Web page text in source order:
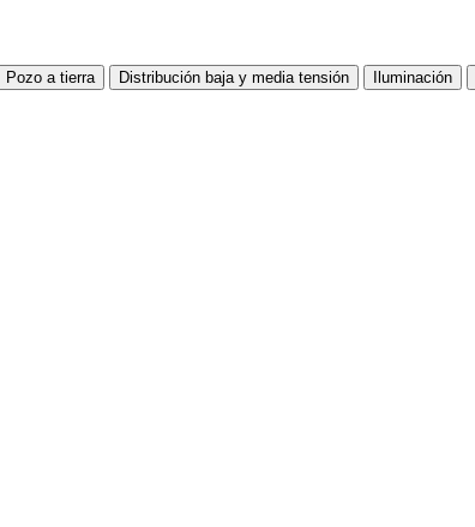
Pozo a tierra Distribución baja y media tensión Iluminación